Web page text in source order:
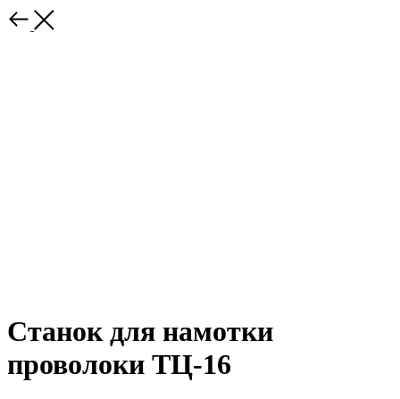
Станок для намотки
проволоки ТЦ-16